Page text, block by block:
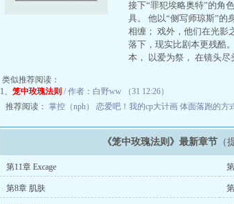
接下“罪犯埃略奥特”的角
具。 他以“侧写师琼斯”的
相缠； 戏外，他们在光
落下，现实比剧本更残酷
本， 以爱为祭， 在镜头尽
类似推荐阅读：
1、 笼中玫瑰法则 / 作者：白野ww （31 12:26）
推荐阅读： 掌控（nph） 恋爱吧！我的cp大计画 体面落跑的方
《笼中玫瑰法则》最新章节 （
第11章 Excage
第8章 肌肤